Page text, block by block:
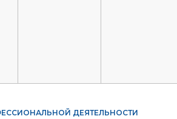
ДЕЯТЕЛЬНОСТИ